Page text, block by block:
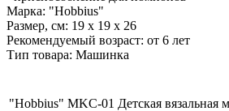
Марка: "Hobbius"
Размер, см: 19 x 19 x 26
Рекомендуемый возраст: от 6 лет
Тип товара: Машинка
"Hobbius" MKC-01 Детская вязальная